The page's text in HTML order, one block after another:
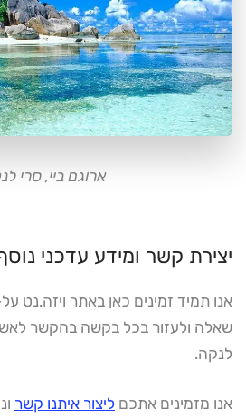
ארוגם ביי, סרי
יצירת קשר ומידע עדכני
אנו תמיד זמינים כאן באתר ויזה.נט
לנקה.
אנו מזמינים אתכם ליצור איתנו קשר